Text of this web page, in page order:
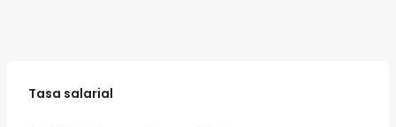
Tasa salarial